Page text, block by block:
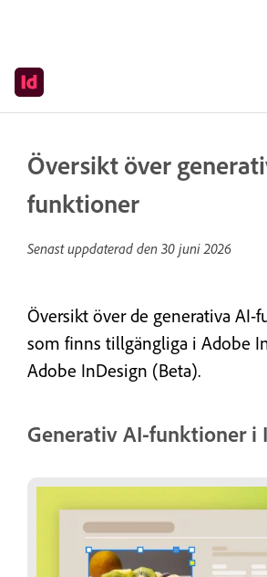
Översikt över
funktioner
Senast uppdaterad den 30 juni 2026
Översikt över de generativa AI-
som finns tillgängliga i Adobe
Adobe InDesign (Beta).
Generativ AI-funktioner i